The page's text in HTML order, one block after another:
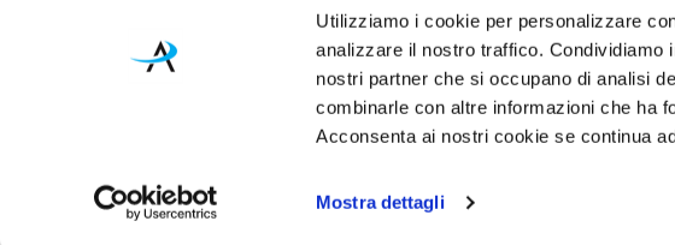
Utilizziamo i cookie per personalizzare
analizzare il nostro traffico.
nostri partner che si occupano di analisi
combinarle con altre informazioni che ha
Acconsenta ai nostri cookie se continua
Mostra dettagli